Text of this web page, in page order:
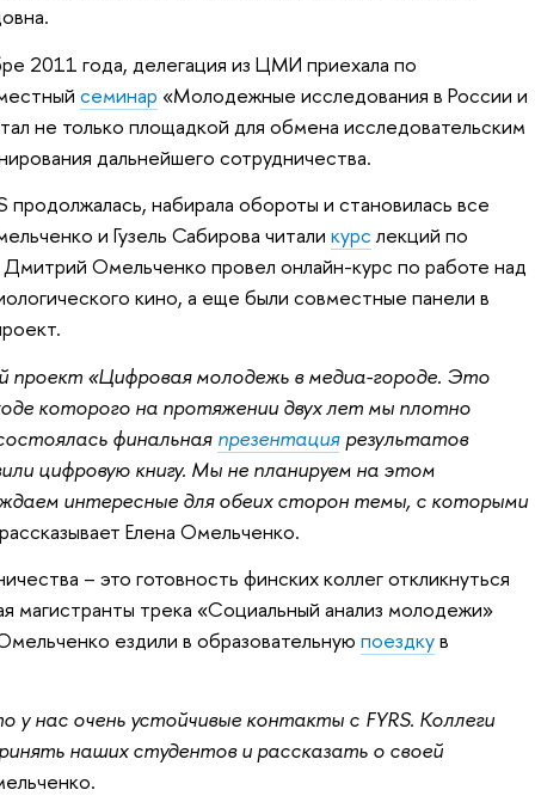
2011 года, делегация из ЦМИ приехала по
семинар «Молодежные исследования в России и
не только площадкой для обмена исследовательским
дальнейшего сотрудничества.
набирала обороты и становилась все
и Гузель Сабирова читаликурслекций по
Омельченко провел онлайн-курс по работе над
кино, а еще были совместные панели в
проект «Цифровая молодежь в медиа-городе. Это
которого на протяжении двух лет мы плотно
финальная презентациярезультатов
цифровую книгу. Мы не планируем на этом
интересные для обеих сторон темы, с которыми
Елена Омельченко.
– это готовность финских коллег откликнуться
магистранты трека «Социальный анализ молодежи»
ездили в образовательнуюпоездкув
нас очень устойчивые контакты с FYRS. Коллеги
наших студентов и рассказать о своей